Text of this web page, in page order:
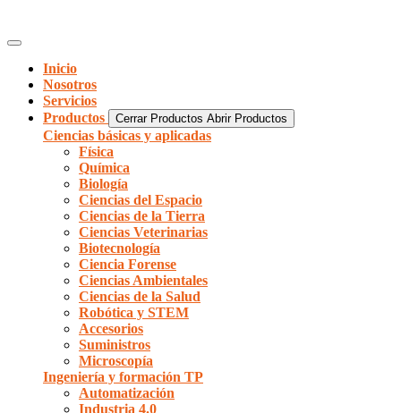
Inicio
Nosotros
Servicios
Productos
Cerrar Productos Abrir Productos
Ciencias básicas y aplicadas
Física
Química
Biología
Ciencias del Espacio
Ciencias de la Tierra
Ciencias Veterinarias
Biotecnología
Ciencia Forense
Ciencias Ambientales
Ciencias de la Salud
Robótica y STEM
Accesorios
Suministros
Microscopía
Ingeniería y formación TP
Automatización
Industria 4.0